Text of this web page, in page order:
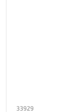
33929